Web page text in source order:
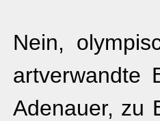
Nein,
artverwandte
Adenauer, zu